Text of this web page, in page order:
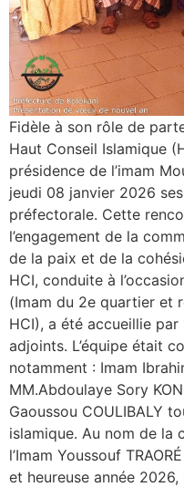
Fidèle à son rôle de
Haut Conseil Islamique
présidence de l’imam
jeudi 08 janvier 2026
préfectorale. Cette
l’engagement de la
de la paix et de la
HCI, conduite à
(Imam du 2e quartier et
HCI), a été accueillie
adjoints. ‎L’équipe était
notamment : Imam
MM.Abdoulaye Sory
Gaoussou COULIBALY
islamique. ‎Au nom de la
l’Imam Youssouf
et heureuse année